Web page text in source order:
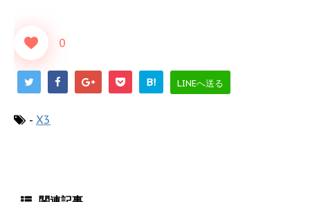
0
B! LINEへ送る
- X3